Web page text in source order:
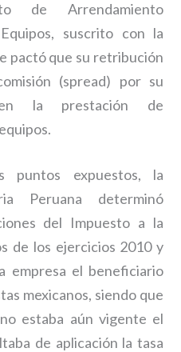
de Arrendamiento
suscrito con la
pactó que su retribución
(spread) por su
en la prestación de
expuestos, la
Peruana determinó
del Impuesto a la
de los ejercicios 2010 y
empresa el beneficiario
mexicanos, siendo que
estaba aún vigente el
de aplicación la tasa